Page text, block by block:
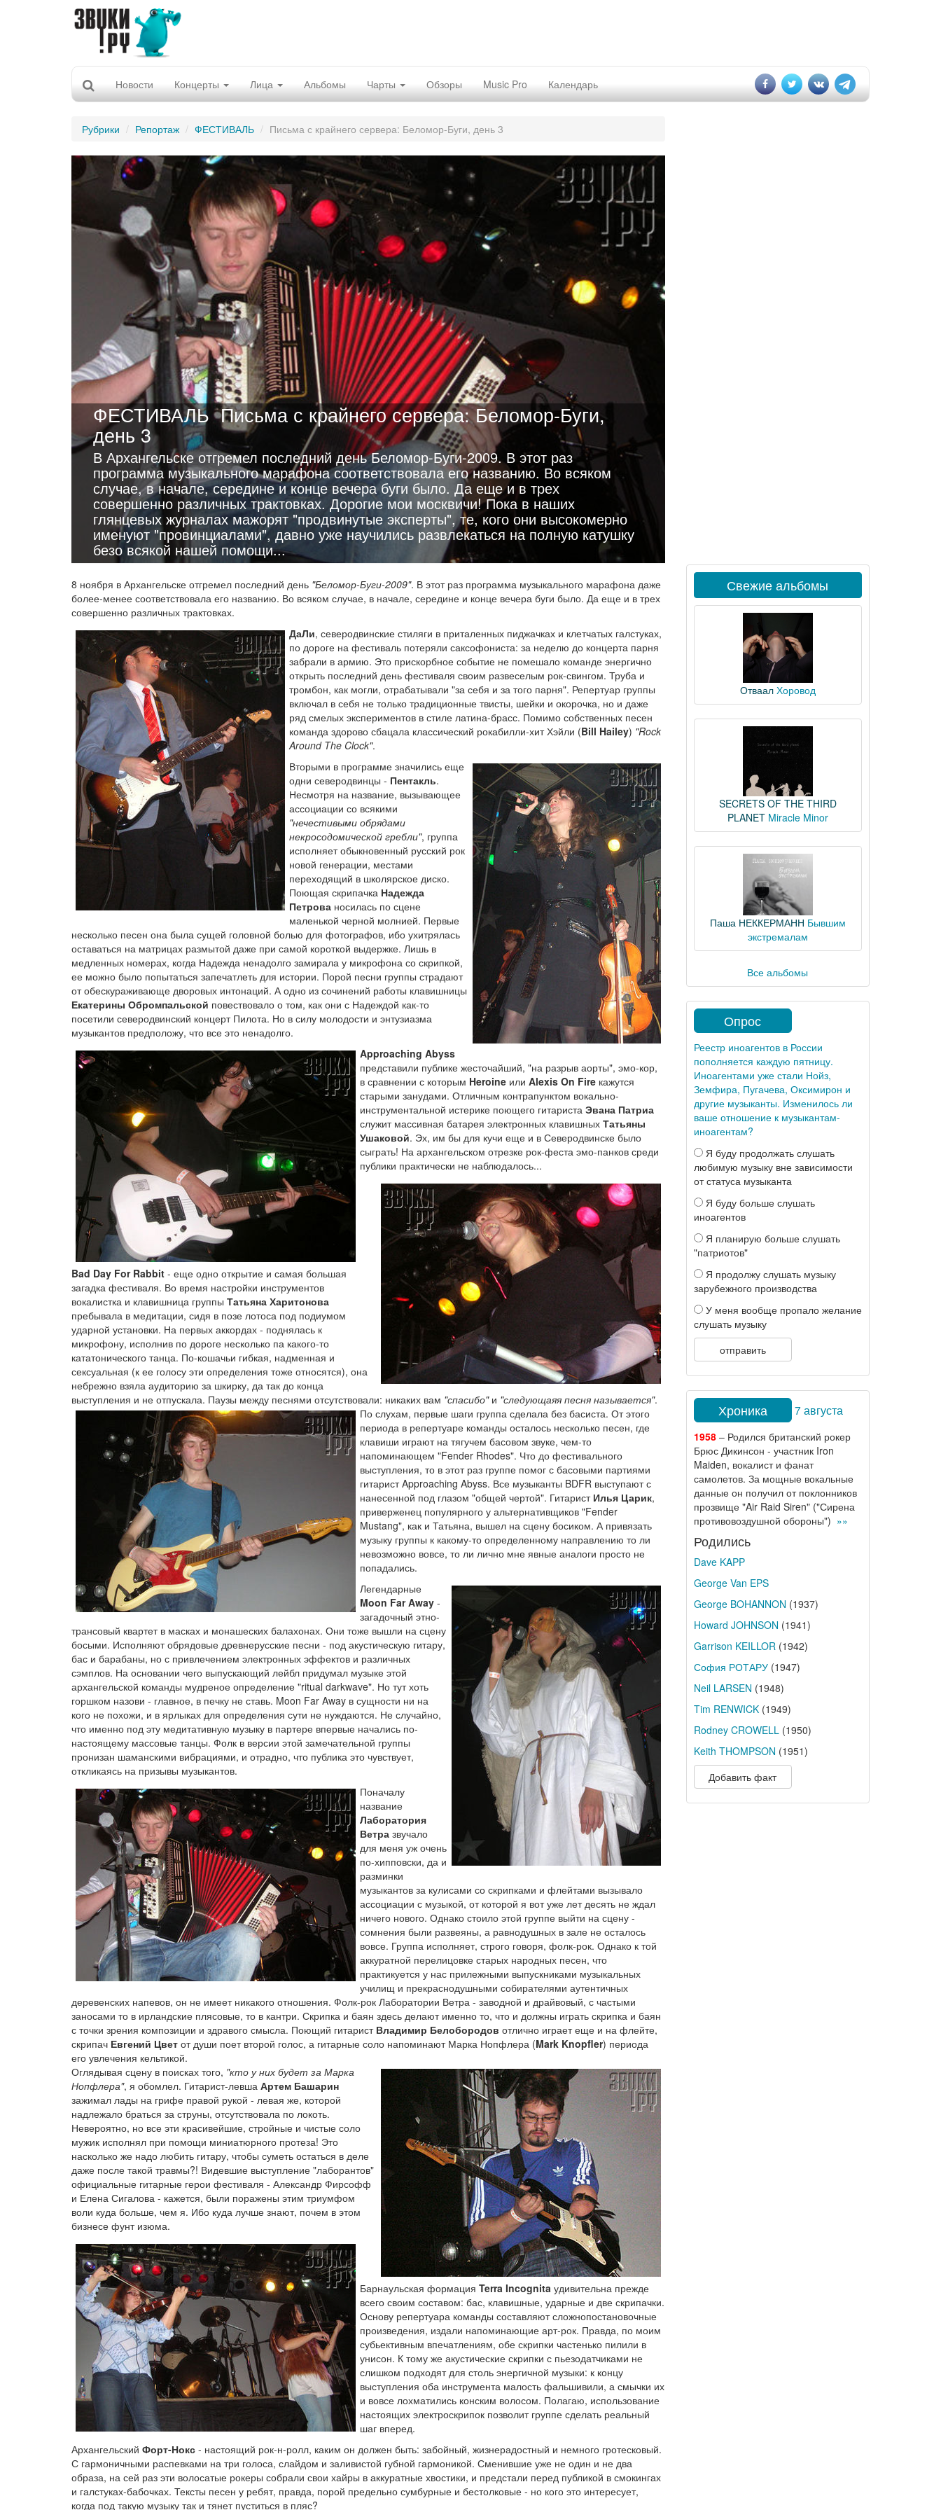
Новости Концерты Лица Альбомы Чарты Обзоры Music Pro Календарь
Рубрики Репортаж ФЕСТИВАЛЬ Письма с крайнего сервера: Беломор-Буги, день 3
ФЕСТИВАЛЬ Письма с крайнего сервера: Беломор-Буги,
день 3
В Архангельске отгремел последний день Беломор-Буги-2009. В этот раз
программа музыкального марафона соответствовала его названию. Во всяком
случае, в начале, середине и конце вечера буги было. Да еще и в трех
совершенно различных трактовках. Дорогие мои москвичи! Пока в наших
глянцевых журналах мажорят "продвинутые эксперты", те, кого они высокомерно
именуют "провинциалами", давно уже научились развлекаться на полную катушку
безо всякой нашей помощи...
8 ноября в Архангельске отгремел последний день "Беломор-Буги-2009". В этот раз программа музыкального марафона даже
более-менее соответствовала его названию. Во всяком случае, в начале, середине и конце вечера буги было. Да еще и в трех
совершенно различных трактовках.
ДаЛи, северодвинские стиляги в приталенных пиджачках и клетчатых галстуках,
по дороге на фестиваль потеряли саксофониста: за неделю до концерта парня
забрали в армию. Это прискорбное событие не помешало команде энергично
открыть последний день фестиваля своим развеселым рок-свингом. Труба и
тромбон, как могли, отрабатывали "за себя и за того парня". Репертуар группы
включал в себя не только традиционные твисты, шейки и окорочка, но и даже
ряд смелых экспериментов в стиле латина-брасс. Помимо собственных песен
команда здорово сбацала классический рокабилли-хит Хэйли (Bill Hailey) "Rock
Around The Clock".
Вторыми в программе значились еще
одни северодвинцы - Пентакль.
Несмотря на название, вызывающее
ассоциации со всякими
"нечестивыми обрядами
некросодомической гребли", группа
исполняет обыкновенный русский рок
новой генерации, местами
переходящий в школярское диско.
Поющая скрипачка Надежда
Петрова носилась по сцене
маленькой черной молнией. Первые
несколько песен она была сущей головной болью для фотографов, ибо ухитрялась
оставаться на матрицах размытой даже при самой короткой выдержке. Лишь в
медленных номерах, когда Надежда ненадолго замирала у микрофона со скрипкой,
ее можно было попытаться запечатлеть для истории. Порой песни группы страдают
от обескураживающе дворовых интонаций. А одно из сочинений работы клавишницы
Екатерины Обромпальской повествовало о том, как они с Надеждой как-то
посетили северодвинский концерт Пилота. Но в силу молодости и энтузиазма
музыкантов предположу, что все это ненадолго.
Approaching Abyss
представили публике жесточайший, "на разрыв аорты", эмо-кор,
в сравнении с которым Heroine или Alexis On Fire кажутся
старыми занудами. Отличным контрапунктом вокально-
инструментальной истерике поющего гитариста Эвана Патриа
служит массивная батарея электронных клавишных Татьяны
Ушаковой. Эх, им бы для кучи еще и в Северодвинске было
сыграть! На архангельском отрезке рок-феста эмо-панков среди
публики практически не наблюдалось...
Bad Day For Rabbit - еще одно открытие и самая большая
загадка фестиваля. Во время настройки инструментов
вокалистка и клавишница группы Татьяна Харитонова
пребывала в медитации, сидя в позе лотоса под подиумом
ударной установки. На первых аккордах - поднялась к
микрофону, исполнив по дороге несколько па какого-то
кататонического танца. По-кошачьи гибкая, надменная и
сексуальная (к ее голосу эти определения тоже относятся), она
небрежно взяла аудиторию за шкирку, да так до конца
выступления и не отпускала. Паузы между песнями отсутствовали: никаких вам "спасибо"и "следующаяя песня называется".
По слухам, первые шаги группа сделала без басиста. От этого
периода в репертуаре команды осталось несколько песен, где
клавиши играют на тягучем басовом звуке, чем-то
напоминающем "Fender Rhodes". Что до фестивального
выступления, то в этот раз группе помог с басовыми партиями
гитарист Approaching Abyss. Все музыканты BDFR выступают с
нанесенной под глазом "общей чертой". Гитарист Илья Царик,
приверженец популярного у альтернативщиков "Fender
Mustang", как и Татьяна, вышел на сцену босиком. А привязать
музыку группы к какому-то определенному направлению то ли
невозможно вовсе, то ли лично мне явные аналоги просто не
попадались.
Легендарные
Moon Far Away -
загадочный этно-
трансовый квартет в масках и монашеских балахонах. Они тоже вышли на сцену
босыми. Исполняют обрядовые древнерусские песни - под акустическую гитару,
бас и барабаны, но с привлечением электронных эффектов и различных
сэмплов. На основании чего выпускающий лейбл придумал музыке этой
архангельской команды мудреное определение "ritual darkwave". Но тут хоть
горшком назови - главное, в печку не ставь. Moon Far Away в сущности ни на
кого не похожи, и в ярлыках для определения сути не нуждаются. Не случайно,
что именно под эту медитативную музыку в партере впервые начались по-
настоящему массовые танцы. Фолк в версии этой замечательной группы
пронизан шаманскими вибрациями, и отрадно, что публика это чувствует,
откликаясь на призывы музыкантов.
Поначалу
название
Лаборатория
Ветра звучало
для меня уж очень
по-хипповски, да и
разминки
музыкантов за кулисами со скрипками и флейтами вызывало
ассоциации с музыкой, от которой я вот уже лет десять не ждал
ничего нового. Однако стоило этой группе выйти на сцену -
сомнения были развеяны, а равнодушных в зале не осталось
вовсе. Группа исполняет, строго говоря, фолк-рок. Однако к той
аккуратной перелицовке старых народных песен, что
практикуется у нас прилежными выпускниками музыкальных
училищ и прекраснодушными собирателями аутентичных
деревенских напевов, он не имеет никакого отношения. Фолк-рок Лаборатории Ветра - заводной и драйвовый, с частыми
заносами то в ирландские плясовые, то в кантри. Скрипка и баян здесь делают именно то, что и должны играть скрипка и баян
с точки зрения композиции и здравого смысла. Поющий гитарист Владимир Белобородов отлично играет еще и на флейте,
скрипач Евгений Цвет от души поет второй голос, а гитарные соло напоминают Марка Нопфлера (Mark Knopfler) периода
его увлечения кельтикой.
Оглядывая сцену в поисках того, "кто у них будет за Марка
Нопфлера", я обомлел. Гитарист-левша Артем Башарин
зажимал лады на грифе правой рукой - левая же, которой
надлежало браться за струны, отсутствовала по локоть.
Невероятно, но все эти красивейшие, стройные и чистые соло
мужик исполнял при помощи миниатюрного протеза! Это
насколько же надо любить гитару, чтобы суметь остаться в деле
даже после такой травмы?! Видевшие выступление "лаборантов"
официальные гитарные герои фестиваля - Александр Фирсофф
и Елена Сигалова - кажется, были поражены этим триумфом
воли куда больше, чем я. Ибо куда лучше знают, почем в этом
бизнесе фунт изюма.
Барнаульская формация Terra Incognita удивительна прежде
всего своим составом: бас, клавишные, ударные и две скрипачки.
Основу репертуара команды составляют сложнопостановочные
произведения, издали напоминающие арт-рок. Правда, по моим
субьективным впечатлениям, обе скрипки частенько пилили в
унисон. К тому же акустические скрипки с пьезодатчиками не
слишком подходят для столь энергичной музыки: к концу
выступления оба инструмента малость фальшивили, а смычки их
и вовсе лохматились конским волосом. Полагаю, использование
настоящих электроскрипок позволит группе сделать реальный
шаг вперед.
Архангельский Форт-Нокс - настоящий рок-н-ролл, каким он должен быть: забойный, жизнерадостный и немного гротесковый.
С гармоничными распевками на три голоса, слайдом и заливистой губной гармоникой. Сменившие уже не один и не два
образа, на сей раз эти волосатые рокеры собрали свои хайры в аккуратные хвостики, и предстали перед публикой в смокингах
и галстуках-бабочках. Тексты песен у ребят, правда, порой предельно сумбурные и бестолковые - но кого это интересует,
когда под такую музыку так и тянет пуститься в пляс?
Свежие альбомы
Отваал Хоровод
SECRETS OF THE THIRD
PLANET Miracle Minor
Паша НЕККЕРМАНН Бывшим
экстремалам
Все альбомы
Опрос
Реестр иноагентов в России
пополняется каждую пятницу.
Иноагентами уже стали Нойз,
Земфира, Пугачева, Оксимирон и
другие музыканты. Изменилось ли
ваше отношение к музыкантам-
иноагентам?
Я буду продолжать слушать
любимую музыку вне зависимости
от статуса музыканта
Я буду больше слушать
иноагентов
Я планирую больше слушать
"патриотов"
Я продолжу слушать музыку
зарубежного производства
У меня вообще пропало желание
слушать музыку
отправить
Хроника 7 августа
1958– Родился британский рокер
Брюс Дикинсон - участник Iron
Maiden, вокалист и фанат
самолетов. За мощные вокальные
данные он получил от поклонников
прозвище "Air Raid Siren" ("Сирена
противовоздушной обороны") »»
Родились
Dave KAPP
George Van EPS
George BOHANNON (1937)
Howard JOHNSON (1941)
Garrison KEILLOR(1942)
София РОТАРУ(1947)
Neil LARSEN (1948)
Tim RENWICK(1949)
Rodney CROWELL(1950)
Keith THOMPSON (1951)
Добавить факт